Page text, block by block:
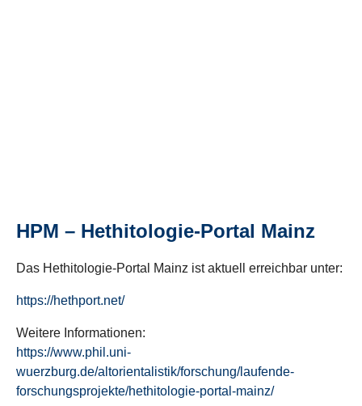
HPM – Hethitologie-Portal Mainz
Das Hethitologie-Portal Mainz ist aktuell erreichbar unter:
https://hethport.net/
Weitere Informationen:
https://www.phil.uni-
wuerzburg.de/altorientalistik/forschung/laufende-
forschungsprojekte/hethitologie-portal-mainz/